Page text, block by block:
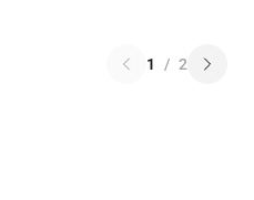
1 / 2